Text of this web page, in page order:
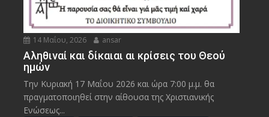
14 Μαΐου, 2026 ansar
Αληθιναί και δίκαιαι αι κρίσεις του Θεού
ημών
Την Κυριακή 17 Μαΐου 2026 και ώρα 7:00 μ.μ. θα
πραγματοποιηθεί στην αίθουσα της Χριστιανικής
Ενώσεως...